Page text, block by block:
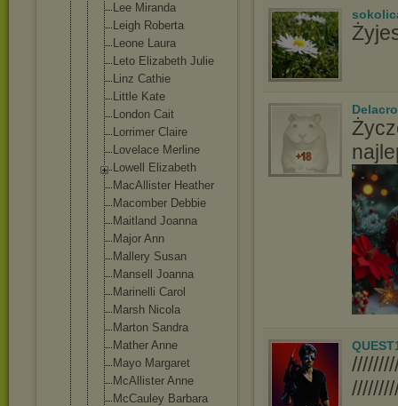
Lee Miranda
Leigh Roberta
Leone Laura
Leto Elizabeth Julie
Linz Cathie
Little Kate
London Cait
Lorrimer Claire
Lovelace Merline
Lowell Elizabeth
MacAllister Heather
Macomber Debbie
Maitland Joanna
Major Ann
Mallery Susan
Mansell Joanna
Marinelli Carol
Marsh Nicola
Marton Sandra
Mather Anne
Mayo Margaret
McAllister Anne
McCauley Barbara